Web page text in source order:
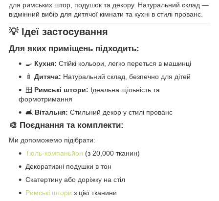
для римських штор, подушок та декору. Натуральний склад —
відмінний вибір для дитячої кімнати та кухні в стилі прованс.
💡 Ідеї застосування
Для яких приміщень підходить:
🍳 Кухня: Стійкі кольори, легко переться в машинці
🍼 Дитяча: Натуральний склад, безпечно для дітей
🪟 Римські штори: Ідеальна щільність та
формотримання
🛋️ Вітальня: Стильний декор у стилі прованс
🎨 Поєднання та комплекти:
Ми допоможемо підібрати:
Тюль-компаньйон (з 20,000 тканин)
Декоративні подушки в тон
Скатертину або доріжку на стіл
Римські штори з цієї тканини